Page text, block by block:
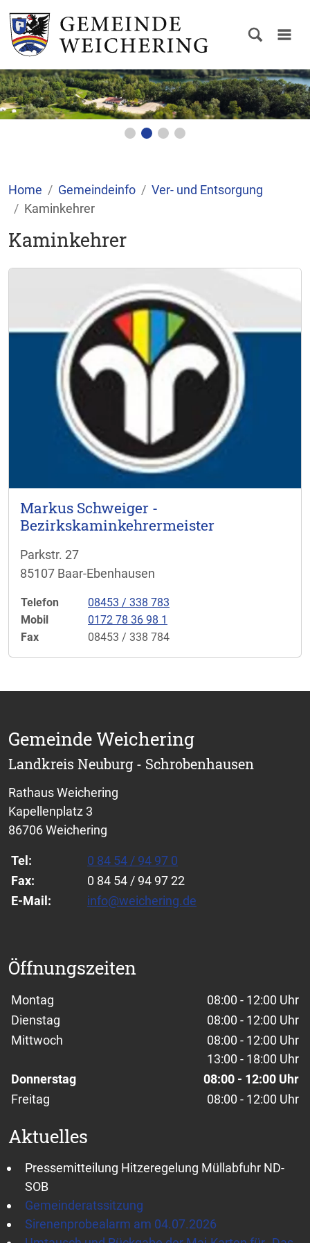
Home Gemeindeinfo
Ver- und Entsorgung
Kaminkehrer
Kaminkehrer
Markus Schweiger -
Bezirkskaminkehrermeister
Parkstr. 27
85107 Baar-Ebenhausen
Telefon
08453 / 338 783
Mobil
0172 78 36 98 1
Fax
08453 / 338 784
Gemeinde Weichering
Landkreis Neuburg - Schrobenhausen
Rathaus Weichering
Kapellenplatz 3
86706 Weichering
Tel:
0 84 54 / 94 97 0
Fax:
0 84 54 / 94 97 22
E-Mail:
info@weichering.de
Öffnungszeiten
Wochentage / Monate
Öffnungszeiten / Hinweise
Montag
08:00 - 12:00 Uhr
Dienstag
08:00 - 12:00 Uhr
Mittwoch
08:00 - 12:00 Uhr
13:00 - 18:00 Uhr
Donnerstag
08:00 - 12:00 Uhr
Freitag
08:00 - 12:00 Uhr
Aktuelles
Pressemitteilung Hitzeregelung Müllabfuhr ND-
SOB
Gemeinderatssitzung
Sirenenprobealarm am 04.07.2026